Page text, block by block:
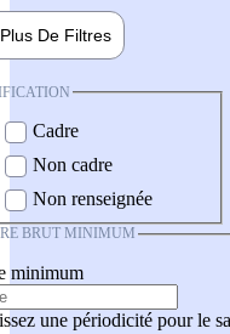
Plus De Filtres
Cadre
Non cadre
Non renseignée
BRUT MINIMUM
minimum
une périodicité pour le